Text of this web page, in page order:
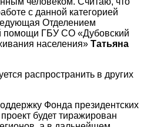
с данной категорией
Отделением
помощи ГБУ СО «Дубовский
населения» Татьяна
распространить в других
Фонда президентских
будет тиражирован